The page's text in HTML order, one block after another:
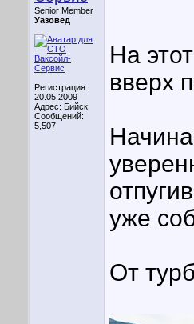
Senior Member
Уазовед
Регистрация:
20.05.2009
Адрес: Бийск
Сообщений:
5,507
На
вверх
уже
От